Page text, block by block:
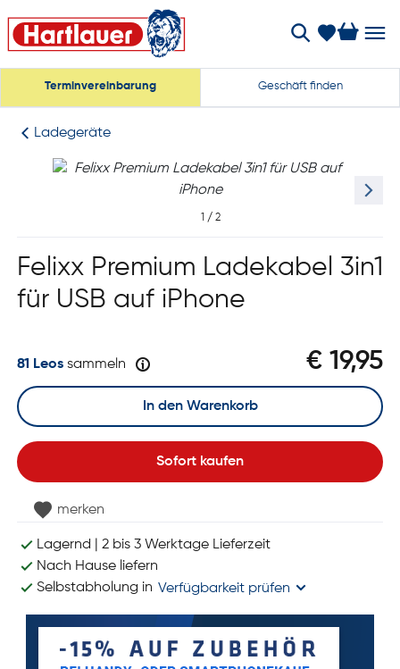
Terminvereinbarung Geschäft finden
Ladegeräte
1 / 2
Felixx Premium Ladekabel 3in1
für USB auf iPhone
€ 19,95
81 Leossammeln
Sofort kaufen
In den Warenkorb
merken
Lagernd | 2 bis 3 Werktage Lieferzeit
Nach Hause liefern
Selbstabholung in Verfügbarkeit prüfen